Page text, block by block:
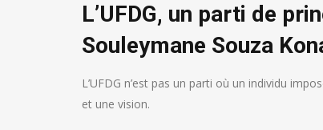
L’UFDG, un parti de
Souleymane Souza
L’UFDG n’est pas un parti où un individu
et une vision.